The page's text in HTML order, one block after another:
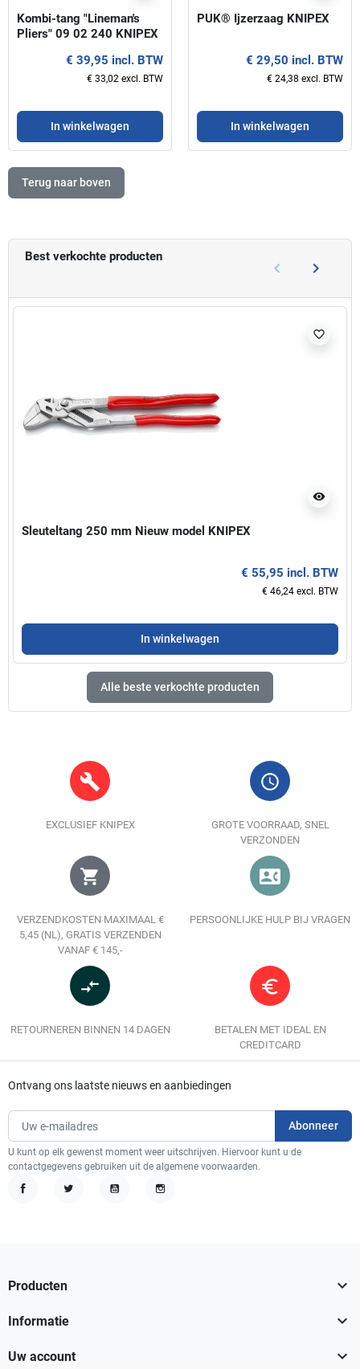
Best verkochte producten
Vorige
keyboard_arrow_left keyboard_arrow_right
visibility
favorite_border
Sleuteltang 250 mm Nieuw model KNIPEX
€ 55,95 incl. BTW
€ 46,24 excl. BTW
In winkelwagen
Alle beste verkochte producten
Kombi-tang "Lineman's
Pliers" 09 02 240 KNIPEX
€ 39,95 incl. BTW
€ 33,02 excl. BTW
In winkelwagen
PUK® Ijzerzaag KNIPEX
€ 29,50 incl. BTW
€ 24,38 excl. BTW
In winkelwagen
Terug naar boven
build
EXCLUSIEF KNIPEX
query_builder
GROTE VOORRAAD, SNEL
VERZONDEN
shopping_cart
VERZENDKOSTEN MAXIMAAL €
5,45 (NL), GRATIS VERZENDEN
VANAF € 145,-
contact_phone
PERSOONLIJKE HULP BIJ VRAGEN
compare_arrows
RETOURNEREN BINNEN 14 DAGEN
euro_symbol
BETALEN MET IDEAL EN
CREDITCARD
Ontvang ons laatste nieuws en aanbiedingen
U kunt op elk gewenst moment weer uitschrijven. Hiervoor kunt u de
contactgegevens gebruiken uit de algemene voorwaarden.
Producten 
Informatie 
Uw account 